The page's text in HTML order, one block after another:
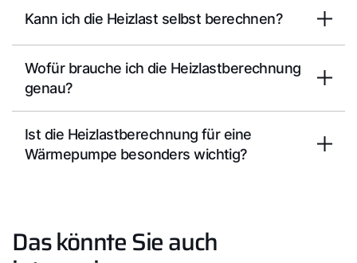
Kann ich die Heizlast selbst berechnen?
Wofür brauche ich die Heizlastberechnung
genau?
Ist die Heizlastberechnung für eine
Wärmepumpe besonders wichtig?
Das könnte Sie auch